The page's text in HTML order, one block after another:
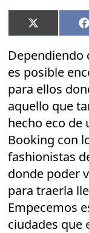
Compartir
en
X
(Twitter)
Dependiendo
es posible
para ellos
aquello que
hecho eco de
Booking con
fashionistas
donde poder
para traerla
Empecemos
ciudades que